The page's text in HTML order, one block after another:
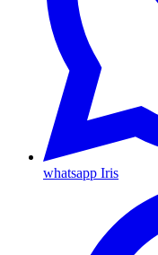
whatsapp Iris